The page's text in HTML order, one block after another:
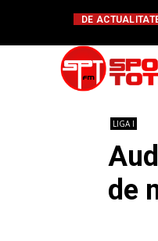
DE
LIGA I
de